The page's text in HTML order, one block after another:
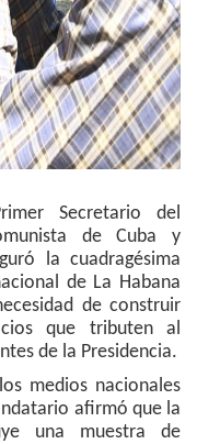
Secretario del
de Cuba y
la cuadragésima
de La Habana
de construir
que tributen al
de la Presidencia.
medios nacionales
afirmó que la
una muestra de